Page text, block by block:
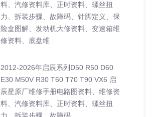
料、汽修资料库、正时资料、螺丝扭
力、拆装步骤、故障码、针脚定义、保
险盒图解、发动机大修资料、变速箱维
修资料、底盘维
2012-2026年启辰系列D50 R50 D60
E30 M50V R30 T60 T70 T90 VX6 启
辰星原厂维修手册电路图资料、维修资
料、汽修资料库、正时资料、螺丝扭